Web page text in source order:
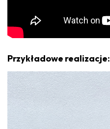
Przykładowe realizacje: